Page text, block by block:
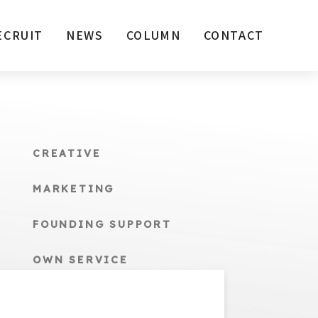
NEWS COLUMN CONTACT
CREATIVE
MARKETING
FOUNDING SUPPORT
OWN SERVICE